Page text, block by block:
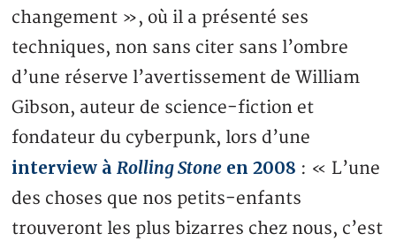
changement », où il a présenté ses
techniques, non sans citer sans l’ombre
d’une réserve l’avertissement de William
Gibson, auteur de science-fiction et
fondateur du cyberpunk, lors d’une
interview àRolling Stone en 2008 : « L’une
des choses que nos petits-enfants
trouveront les plus bizarres chez nous, c’est